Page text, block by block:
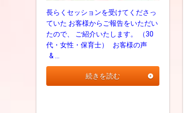
長らくセッションを受けてくださっ
ていた お客様からご報告をいただい
たので、 ご紹介いたします。 （30
代・女性・保育士） お客様の声
& …
続きを読む